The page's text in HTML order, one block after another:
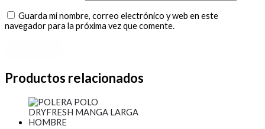
Guarda mi nombre, correo electrónico y web en este
navegador para la próxima vez que comente.
Productos relacionados